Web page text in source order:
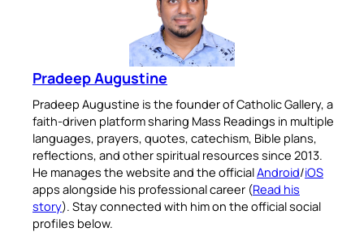
Pradeep Augustine
Pradeep Augustine is the founder of Catholic Gallery, a
faith-driven platform sharing Mass Readings in multiple
languages, prayers, quotes, catechism, Bible plans,
reflections, and other spiritual resources since 2013.
He manages the website and the officialAndroid/iOS
apps alongside his professional career (Read his
story). Stay connected with him on the official social
profiles below.